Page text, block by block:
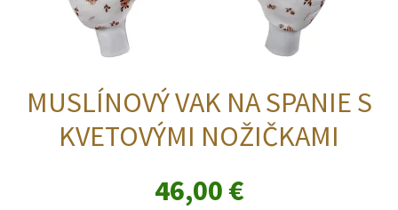
MUSLÍNOVÝ VAK NA SPANIE S
KVETOVÝMI NOŽIČKAMI
46,00 €